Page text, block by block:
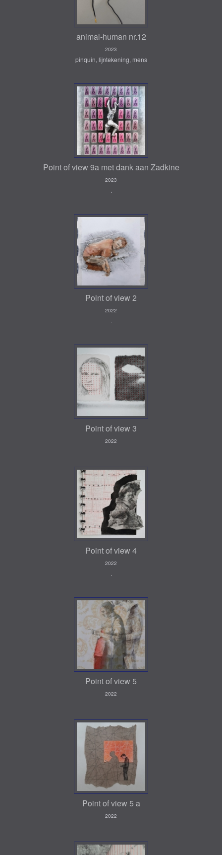
animal-human nr.12
2023
pinquin, lijntekening, mens
Point of view 9a met dank aan Zadkine
2023
.
Point of view 2
2022
.
Point of view 3
2022
Point of view 4
2022
.
Point of view 5
2022
Point of view 5 a
2022